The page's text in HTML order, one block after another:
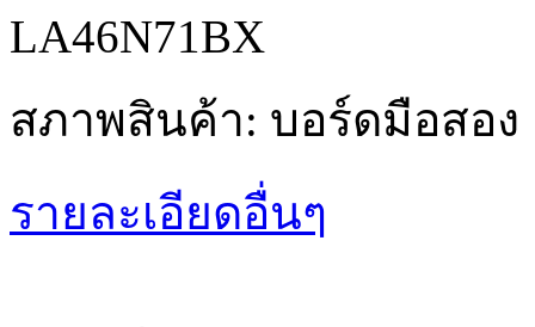
LA46N71BX
สภาพสินค้า: บอร์ดมือสอง
รายละเอียดอื่นๆ